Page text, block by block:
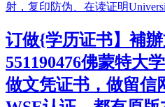
订做{学历证书】補
551190476佛蒙特大
做文凭证书，做留信